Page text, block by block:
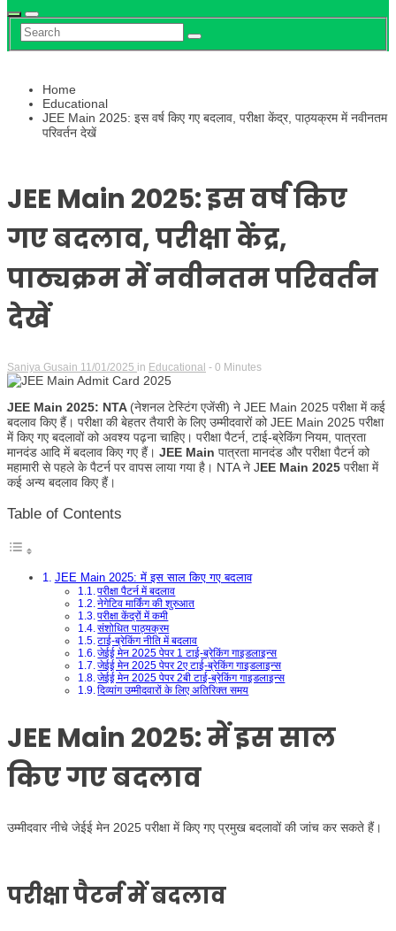
Home
Educational
JEE Main 2025: इस वर्ष किए गए बदलाव, परीक्षा केंद्र, पाठ्यक्रम में नवीनतम
परिवर्तन देखें
JEE Main 2025: इस वर्ष किए
गए बदलाव, परीक्षा केंद्र,
पाठ्यक्रम में नवीनतम परिवर्तन
देखें
Saniya Gusain 11/01/2025 in Educational - 0 Minutes
JEE Main 2025: NTA (नेशनल टेस्टिंग एजेंसी) ने JEE Main 2025 परीक्षा में कई
बदलाव किए हैं। परीक्षा की बेहतर तैयारी के लिए उम्मीदवारों को JEE Main 2025 परीक्षा
में किए गए बदलावों को अवश्य पढ़ना चाहिए। परीक्षा पैटर्न, टाई-ब्रेकिंग नियम, पात्रता
मानदंड आदि में बदलाव किए गए हैं। JEE Main पात्रता मानदंड और परीक्षा पैटर्न को
महामारी से पहले के पैटर्न पर वापस लाया गया है। NTA ने JEE Main 2025 परीक्षा में
कई अन्य बदलाव किए हैं।
Table of Contents
JEE Main 2025: में इस साल किए गए बदलाव
परीक्षा पैटर्न में बदलाव
नेगेटिव मार्किंग की शुरुआत
परीक्षा केंद्रों में कमी
संशोधित पाठ्यक्रम
टाई-ब्रेकिंग नीति में बदलाव
जेईई मेन 2025 पेपर 1 टाई-ब्रेकिंग गाइडलाइन्स
जेईई मेन 2025 पेपर 2ए टाई-ब्रेकिंग गाइडलाइन्स
जेईई मेन 2025 पेपर 2बी टाई-ब्रेकिंग गाइडलाइन्स
दिव्यांग उम्मीदवारों के लिए अतिरिक्त समय
JEE Main 2025:में इस साल
किए गए बदलाव
उम्मीदवार नीचे जेईई मेन 2025 परीक्षा में किए गए प्रमुख बदलावों की जांच कर सकते हैं।
परीक्षा पैटर्न में बदलाव